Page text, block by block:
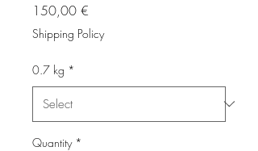
150,00 €
Shipping Policy
0.7 kg *
Quantity *